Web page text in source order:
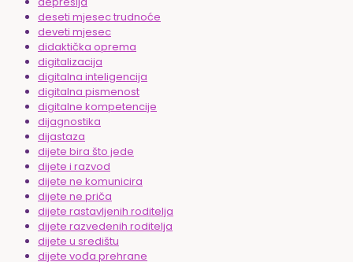
deseti mjesec trudnoće
deveti mjesec
didaktička oprema
digitalizacija
digitalna inteligencija
digitalna pismenost
digitalne kompetencije
dijagnostika
dijastaza
dijete bira što jede
dijete i razvod
dijete ne komunicira
dijete ne priča
dijete rastavljenih roditelja
dijete razvedenih roditelja
dijete u središtu
dijete vođa prehrane